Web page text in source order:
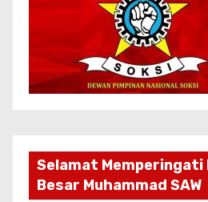
Selamat Memperingati
Besar Muhammad SAW